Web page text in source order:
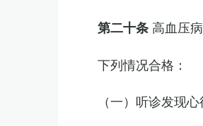
第二十条 高血压
下列情况合格：
（一）听诊发现